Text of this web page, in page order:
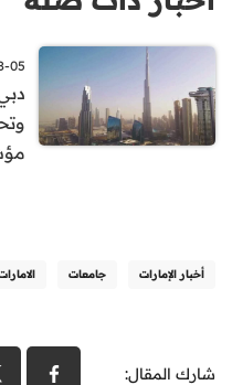
12:21
أخبار الإمارات جامعات
شارك المقال: